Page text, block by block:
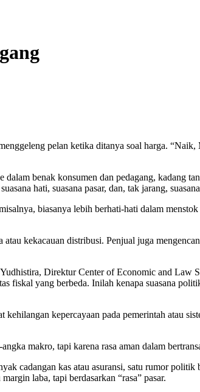
pelan ketika ditanya soal harga.
benak konsumen dan pedagang, kadang
hati, suasana pasar, dan, tak jarang,
biasanya lebih berhati-hati dalam
kekacauan distribusi. Penjual juga
Direktur Center of Economic and Law
fiskal yang berbeda. Inilah kenapa suasana
kepercayaan pada pemerintah atau
makro, tapi karena rasa aman dalam
cadangan kas atau asuransi, satu rumor politik
laba, tapi berdasarkan “rasa” pasar.